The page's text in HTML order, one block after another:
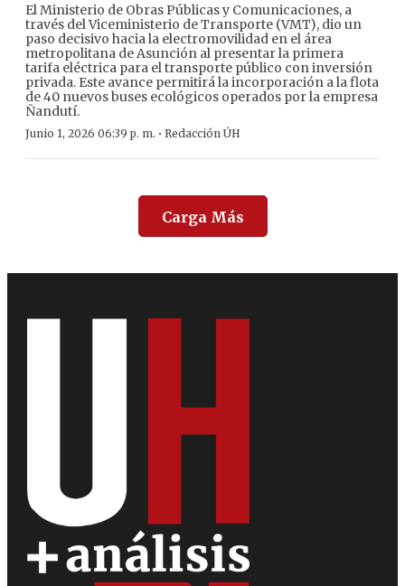
El Ministerio de Obras Públicas y Comunicaciones, a
través del Viceministerio de Transporte (VMT), dio un
paso decisivo hacia la electromovilidad en el área
metropolitana de Asunción al presentar la primera
tarifa eléctrica para el transporte público con inversión
privada. Este avance permitirá la incorporación a la flota
de 40 nuevos buses ecológicos operados por la empresa
Ñandutí.
Junio 1, 2026 06:39 p. m. · Redacción ÚH
Carga Más